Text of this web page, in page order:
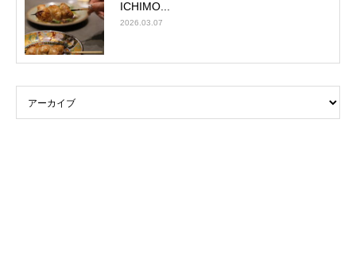
ICHIMO...
2026.03.07